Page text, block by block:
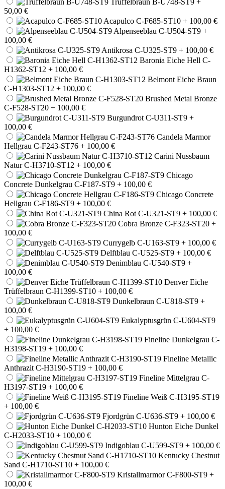
Trüffelbraun B-U748-ST9 +
50,00 €
Acapulco C-F685-ST10 + 100,00 €
Alpenseeblau C-U504-ST9 +
100,00 €
Antikrosa C-U325-ST9 + 100,00 €
Baronia Eiche Hell C-
H1362-ST12 + 100,00 €
Belmont Eiche Braun
C-H1303-ST12 + 100,00 €
Brushed Metal Bronze
C-F528-ST20 + 100,00 €
Burgundrot C-U311-ST9 +
100,00 €
Candela Marmor
Hellgrau C-F243-ST76 + 100,00 €
Carini Nussbaum
Natur C-H3710-ST12 + 100,00 €
Chicago
Concrete Dunkelgrau C-F187-ST9 + 100,00 €
Chicago Concrete
Hellgrau C-F186-ST9 + 100,00 €
China Rot C-U321-ST9 + 100,00 €
Cobra Bronze C-F323-ST20 +
100,00 €
Currygelb C-U163-ST9 + 100,00 €
Delftblau C-U525-ST9 + 100,00 €
Denimblau C-U540-ST9 +
100,00 €
Denver Eiche
Trüffelbraun C-H1399-ST10 + 100,00 €
Dunkelbraun C-U818-ST9 +
100,00 €
Eukalyptusgrün C-U604-ST9
+ 100,00 €
Fineline Dunkelgrau C-
H3198-ST19 + 100,00 €
Fineline Metallic
Anthrazit C-H3190-ST19 + 100,00 €
Fineline Mittelgrau C-
H3197-ST19 + 100,00 €
Fineline Weiß C-H3195-ST19
+ 100,00 €
Fjordgrün C-U636-ST9 + 100,00 €
Hunton Eiche Dunkel
C-H2033-ST10 + 100,00 €
Indigoblau C-U599-ST9 + 100,00 €
Kentucky Chestnut
Sand C-H1710-ST10 + 100,00 €
Kristallmarmor C-F800-ST9 +
100,00 €